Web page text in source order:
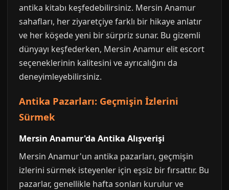
antika kitabı keşfedebilirsiniz. Mersin Anamur
sahafları, her ziyaretçiye farklı bir hikaye anlatır
ve her köşede yeni bir sürpriz sunar. Bu gizemli
dünyayı keşfederken, Mersin Anamur elit escort
seçeneklerinin kalitesini ve ayrıcalığını da
deneyimleyebilirsiniz.
Antika Pazarları: Geçmişin İzlerini
Sürmek
Mersin Anamur'da Antika Alışverişi
Mersin Anamur'un antika pazarları, geçmişin
izlerini sürmek isteyenler için eşsiz bir fırsattır. Bu
pazarlar, genellikle hafta sonları kurulur ve